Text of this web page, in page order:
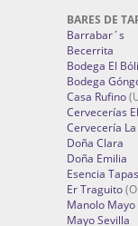
BARES DE
Barrabar´s
Becerrita
Bodega El
Bodega
Casa Rufino
Cervecerías
Cervecería
Doña Clara
Doña Emilia
Esencia Tapas
Er Traguito
Manolo Mayo
Mayo Sevilla